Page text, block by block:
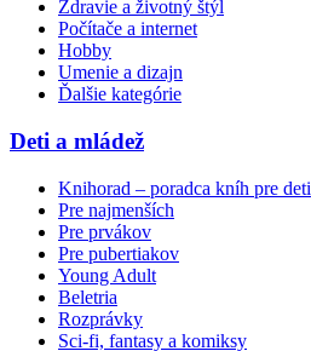
Zdravie a životný štýl
Počítače a internet
Hobby
Umenie a dizajn
Ďalšie kategórie
Deti a mládež
Knihorad – poradca kníh pre deti
Pre najmenších
Pre prvákov
Pre pubertiakov
Young Adult
Beletria
Rozprávky
Sci-fi, fantasy a komiksy